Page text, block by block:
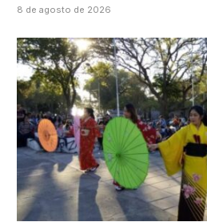
8 de agosto de 2026